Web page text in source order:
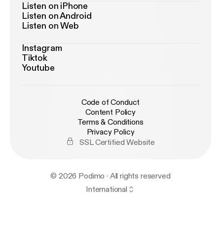
Listen on iPhone
Listen on Android
Listen on Web
Instagram
Tiktok
Youtube
Code of Conduct
Content Policy
Terms & Conditions
Privacy Policy
SSL Certified Website
© 2026 Podimo · All rights reserved
International